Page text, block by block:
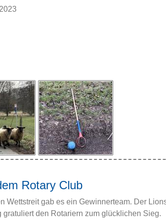
Rotary Club
Wettstreit gab es ein Gewinnerteam. Der
gratuliert den Rotariern zum glücklichen Sieg.